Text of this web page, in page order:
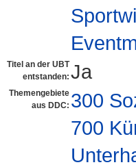
Titel an der UBT
entstanden: Ja
Themengebiete
aus DDC: 300
700